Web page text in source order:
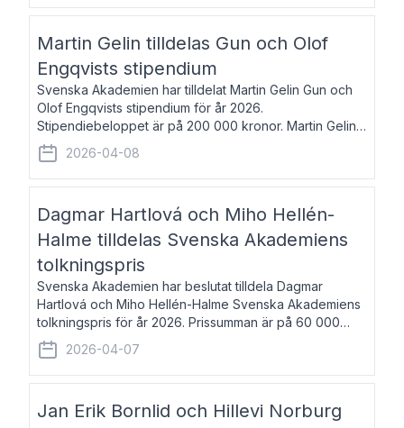
färöiska, isländska och svenska och
Martin Gelin tilldelas Gun och Olof
Engqvists stipendium
Svenska Akademien har tilldelat Martin Gelin Gun och
Olof Engqvists stipendium för år 2026.
Stipendiebeloppet är på 200 000 kronor. Martin Gelin,
född 1978, är journalist och författare. Han lever
numera i Paris men var under många år bosat
2026-04-08
Dagmar Hartlová och Miho Hellén-
Halme tilldelas Svenska Akademiens
tolkningspris
Svenska Akademien har beslutat tilldela Dagmar
Hartlová och Miho Hellén-Halme Svenska Akademiens
tolkningspris för år 2026. Prissumman är på 60 000
kronor var. Dagmar Hartlová, född 1951, översätter
huvudsakligen från svenska till tjeckiska
2026-04-07
Jan Erik Bornlid och Hillevi Norburg